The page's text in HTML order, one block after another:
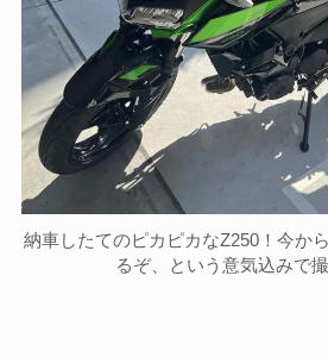
納車したてのピカピカなZ250！今か
るぞ、という意気込みで撮